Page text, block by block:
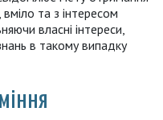
та з інтересом
власні інтереси,
в такому випадку